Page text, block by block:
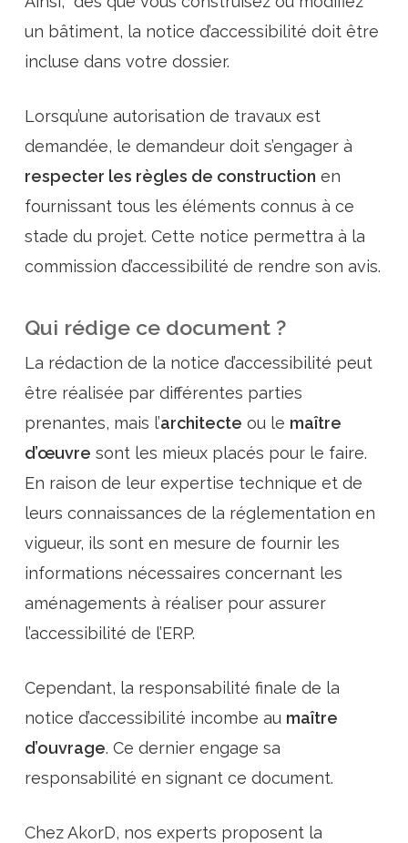
un bâtiment, la notice d’accessibilité doit être
incluse dans votre dossier.
Lorsqu’une autorisation de travaux est
demandée, le demandeur doit s’engager à
respecter les règles de construction en
fournissant tous les éléments connus à ce
stade du projet. Cette notice permettra à la
commission d’accessibilité de rendre son avis.
Qui rédige ce document ?
La rédaction de la notice d’accessibilité peut
être réalisée par différentes parties
prenantes, mais l’architecte ou le maître
d’œuvre sont les mieux placés pour le faire.
En raison de leur expertise technique et de
leurs connaissances de la réglementation en
vigueur, ils sont en mesure de fournir les
informations nécessaires concernant les
aménagements à réaliser pour assurer
l’accessibilité de l’ERP.
Cependant, la responsabilité finale de la
notice d’accessibilité incombe au maître
d’ouvrage. Ce dernier engage sa
responsabilité en signant ce document.
Chez AkorD, nos experts proposent la